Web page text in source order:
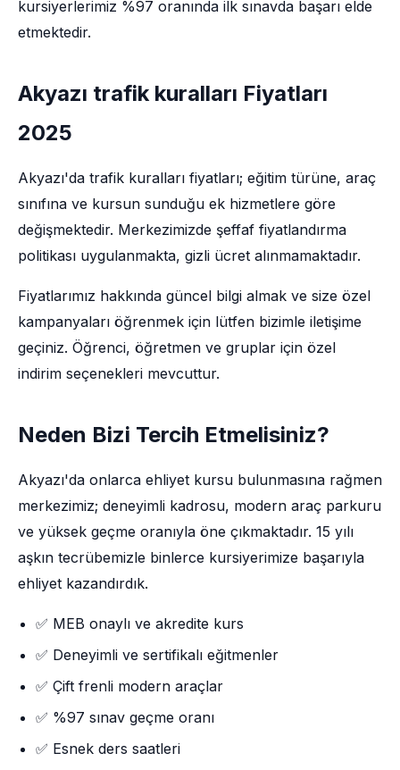
kursiyerlerimiz %97 oranında ilk sınavda başarı elde
etmektedir.
Akyazı trafik kuralları Fiyatları
2025
Akyazı'da trafik kuralları fiyatları; eğitim türüne, araç
sınıfına ve kursun sunduğu ek hizmetlere göre
değişmektedir. Merkezimizde şeffaf fiyatlandırma
politikası uygulanmakta, gizli ücret alınmamaktadır.
Fiyatlarımız hakkında güncel bilgi almak ve size özel
kampanyaları öğrenmek için lütfen bizimle iletişime
geçiniz. Öğrenci, öğretmen ve gruplar için özel
indirim seçenekleri mevcuttur.
Neden Bizi Tercih Etmelisiniz?
Akyazı'da onlarca ehliyet kursu bulunmasına rağmen
merkezimiz; deneyimli kadrosu, modern araç parkuru
ve yüksek geçme oranıyla öne çıkmaktadır. 15 yılı
aşkın tecrübemizle binlerce kursiyerimize başarıyla
ehliyet kazandırdık.
✅ MEB onaylı ve akredite kurs
✅ Deneyimli ve sertifikalı eğitmenler
✅ Çift frenli modern araçlar
✅ %97 sınav geçme oranı
✅ Esnek ders saatleri